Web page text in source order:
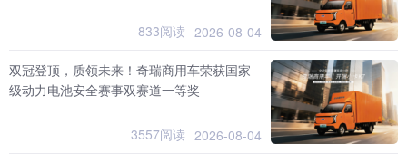
833阅读 2026-08-04
双冠登顶，质领未来！奇瑞商用车荣获国家
级动力电池安全赛事双赛道一等奖
3557阅读 2026-08-04